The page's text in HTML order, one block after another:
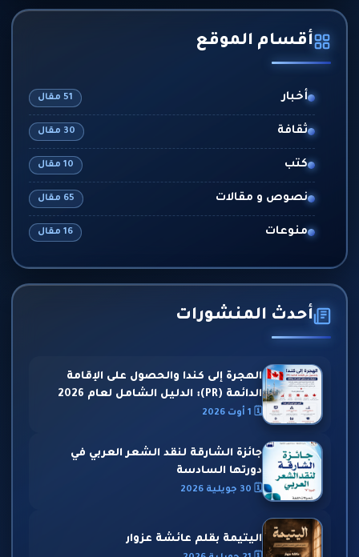
أقسام الموقع
أخبار 51 مقال
ثقافة 30 مقال
كتب 10 مقال
نصوص و مقالات 65 مقال
منوعات 16 مقال
أحدث المنشورات
الهجرة إلى كندا والحصول على الإقامة
الدائمة (PR): الدليل الشامل لعام 2026
🗓 1 أوت 2026
جائزة الشارقة لنقد الشعر العربي في
دورتها السادسة
🗓 30 جويلية 2026
اليتيمة بقلم عائشة عزوار